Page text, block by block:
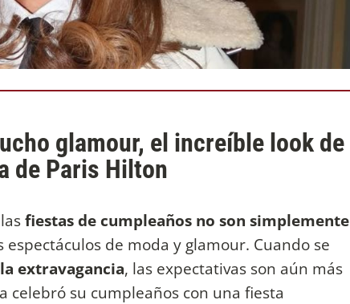
glamour, el increíble look de
de Paris Hilton
fiestas de cumpleaños no son simplemente
espectáculos de moda y glamour. Cuando se
extravagancia, las expectativas son aún más
celebró su cumpleaños con una fiesta